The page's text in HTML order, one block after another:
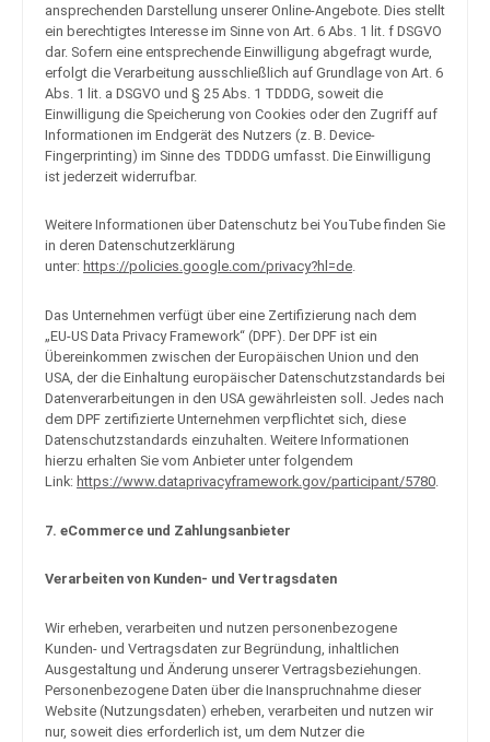
ansprechenden Darstellung unserer Online-Angebote. Dies stellt
ein berechtigtes Interesse im Sinne von Art. 6 Abs. 1 lit. f DSGVO
dar. Sofern eine entsprechende Einwilligung abgefragt wurde,
erfolgt die Verarbeitung ausschließlich auf Grundlage von Art. 6
Abs. 1 lit. a DSGVO und § 25 Abs. 1 TDDDG, soweit die
Einwilligung die Speicherung von Cookies oder den Zugriff auf
Informationen im Endgerät des Nutzers (z. B. Device-
Fingerprinting) im Sinne des TDDDG umfasst. Die Einwilligung
ist jederzeit widerrufbar.
Weitere Informationen über Datenschutz bei YouTube finden Sie
in deren Datenschutzerklärung
unter: https://policies.google.com/privacy?hl=de.
Das Unternehmen verfügt über eine Zertifizierung nach dem
„EU-US Data Privacy Framework“ (DPF). Der DPF ist ein
Übereinkommen zwischen der Europäischen Union und den
USA, der die Einhaltung europäischer Datenschutzstandards bei
Datenverarbeitungen in den USA gewährleisten soll. Jedes nach
dem DPF zertifizierte Unternehmen verpflichtet sich, diese
Datenschutzstandards einzuhalten. Weitere Informationen
hierzu erhalten Sie vom Anbieter unter folgendem
Link: https://www.dataprivacyframework.gov/participant/5780
7. eCommerce und Zahlungs­anbieter
Verarbeiten von Kunden- und Vertragsdaten
Wir erheben, verarbeiten und nutzen personenbezogene
Kunden- und Vertragsdaten zur Begründung, inhaltlichen
Ausgestaltung und Änderung unserer Vertragsbeziehungen.
Personenbezogene Daten über die Inanspruchnahme dieser
Website (Nutzungsdaten) erheben, verarbeiten und nutzen wir
nur, soweit dies erforderlich ist, um dem Nutzer die